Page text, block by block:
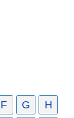
F G
H